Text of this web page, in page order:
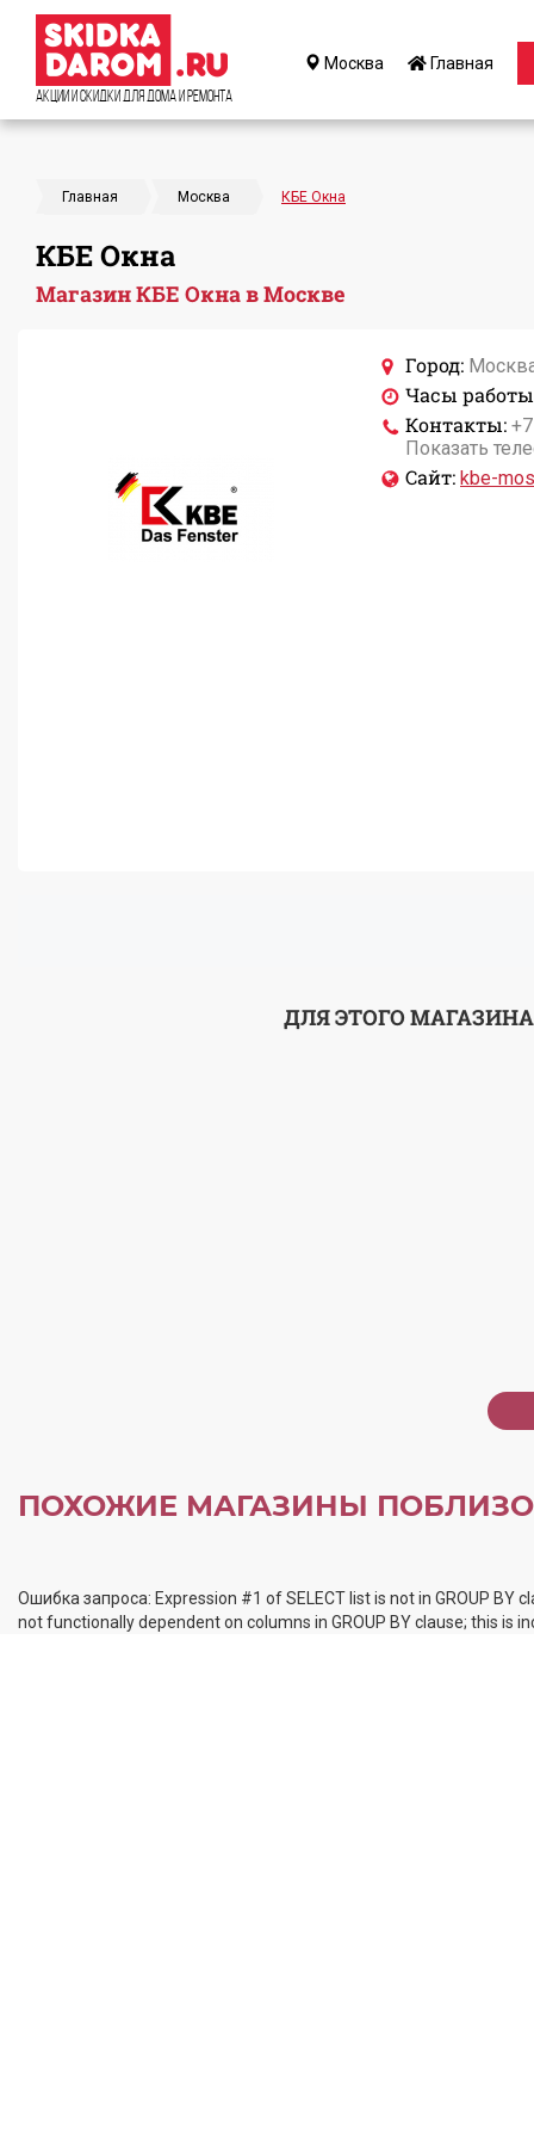
Акции и Скидки для дома и ремонта
Москва Главная
Главная Москва КБЕ Окна
КБЕ Окна
Магазин КБЕ Окна в Москве
Город:
Часы
Контакты:
Показать
Сайт: kbe-
ДЛЯ ЭТОГО
ПОХОЖИЕ МАГАЗИНЫ
Ошибка запроса: Expression #1 of SELECT list is not in GROUP
not functionally dependent on columns in GROUP BY clause; this is